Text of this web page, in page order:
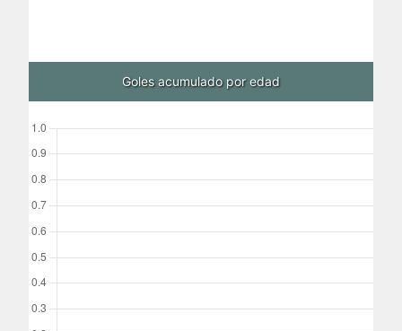
Goles acumulado por edad